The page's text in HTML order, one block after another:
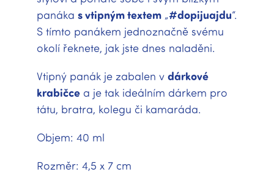
panáka s vtipným textem „#dopijuajdu“.
S tímto panákem jednoznačně svému
okolí řeknete, jak jste dnes naladěni.
Vtipný panák je zabalen v dárkové
krabičce a je tak ideálním dárkem pro
tátu, bratra, kolegu či kamaráda.
Objem: 40 ml
Rozměr: 4,5 x 7 cm